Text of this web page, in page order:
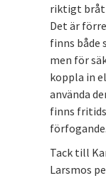
riktigt
Det är
finns både
men för
koppla in
använda
finns
förfogande.
Tack till
Larsmos